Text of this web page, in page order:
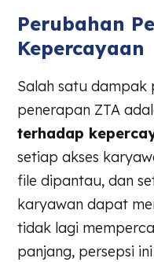
Perubahan
Kepercayaan
Salah satu dampak
penerapan ZTA
terhadap
setiap akses
file dipantau, dan
karyawan dapat
tidak lagi
panjang, persepsi